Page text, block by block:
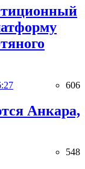
606
Анкара,
548